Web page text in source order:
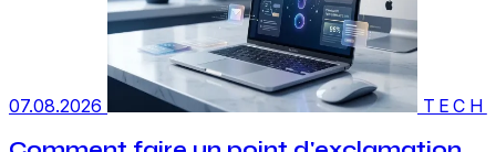
07.08.2026 TECH